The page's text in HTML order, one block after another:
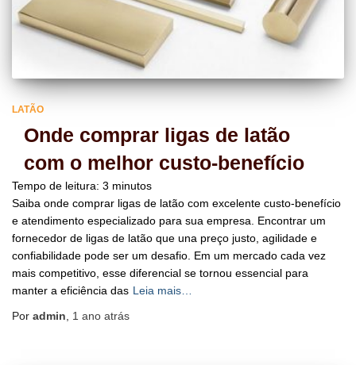
LATÃO
Onde comprar ligas de latão
com o melhor custo-benefício
Tempo de leitura: 3 minutos
Saiba onde comprar ligas de latão com excelente custo-benefício
e atendimento especializado para sua empresa. Encontrar um
fornecedor de ligas de latão que una preço justo, agilidade e
confiabilidade pode ser um desafio. Em um mercado cada vez
mais competitivo, esse diferencial se tornou essencial para
manter a eficiência das Leia mais…
Por admin 1 ano atrás